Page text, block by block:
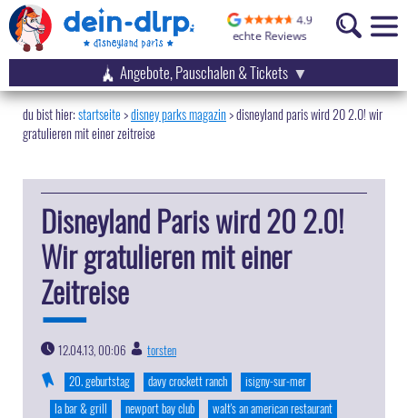
Angebote, Pauschalen & Tickets
startseite disney parks magazin>disneyland paris wird 20 2.0! wir
gratulieren mit einer zeitreise
Disneyland Paris wird 20 2.0!
Wir gratulieren mit einer
Zeitreise
12.04.13, 00:06
torsten
20. geburtstag
davy crockett ranch
isigny-sur-mer
la bar & grill
newport bay club
walt's an american restaurant